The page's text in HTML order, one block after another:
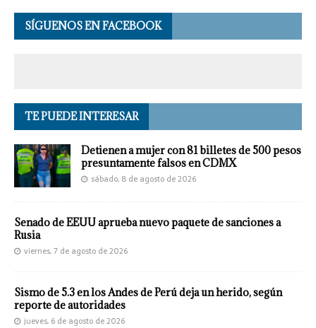
SÍGUENOS EN FACEBOOK
TE PUEDE INTERESAR
Detienen a mujer con 81 billetes de 500 pesos
presuntamente falsos en CDMX
sábado, 8 de agosto de 2026
Senado de EEUU aprueba nuevo paquete de sanciones a
Rusia
viernes, 7 de agosto de 2026
Sismo de 5.3 en los Andes de Perú deja un herido, según
reporte de autoridades
jueves, 6 de agosto de 2026